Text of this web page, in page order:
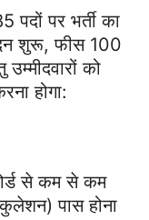
पर भर्ती का
शुरू, फीस 100
को
होगा:
से कम से कम
पास होना